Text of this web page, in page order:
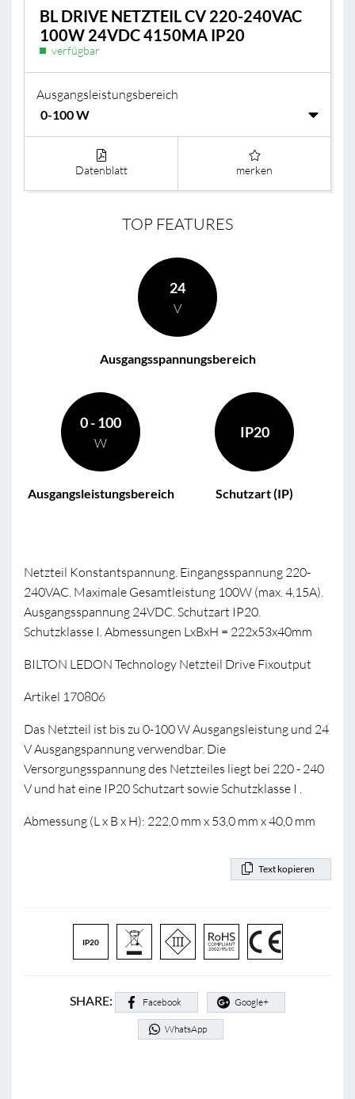
BL DRIVE NETZTEIL CV 220-240VAC
100W 24VDC 4150MA IP20
verfügbar
Ausgangsleistungsbereich
Datenblatt merken
TOP FEATURES
24
V
Ausgangsspannungsbereich
0 - 100
W
Ausgangsleistungsbereich
IP20
Schutzart (IP)
Netzteil Konstantspannung. Eingangsspannung 220-
240VAC. Maximale Gesamtleistung 100W (max. 4,15A).
Ausgangsspannung 24VDC. Schutzart IP20.
Schutzklasse I. Abmessungen LxBxH = 222x53x40mm
BILTON LEDON Technology Netzteil Drive Fixoutput
Artikel 170806
Das Netzteil ist bis zu 0-100 W Ausgangsleistung und 24
V Ausgangspannung verwendbar. Die
Versorgungsspannung des Netzteiles liegt bei 220 - 240
V und hat eine IP20 Schutzart sowie Schutzklasse I .
Abmessung (L x B x H): 222,0 mm x 53,0 mm x 40,0 mm
Text kopieren
IP20
SHARE: Facebook Google+
WhatsApp